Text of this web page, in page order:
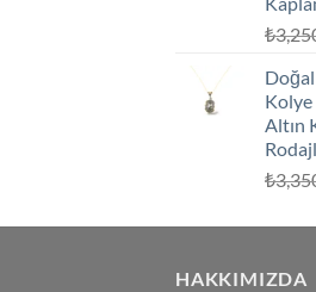
₺
Doğal
Kolye
Altın
₺
HAKKIMIZDA